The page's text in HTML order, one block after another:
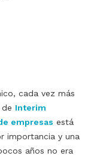
cada vez más
Interim
empresas está
importancia y una
años no era